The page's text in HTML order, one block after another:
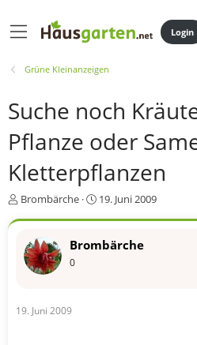
Login
Grüne Kleinanzeigen
Suche noch
Pflanze oder
Kletterpflanzen
E
e
r
Brombärche
E
t
19. Juni 2009
Brombärche
0
19. Juni 2009